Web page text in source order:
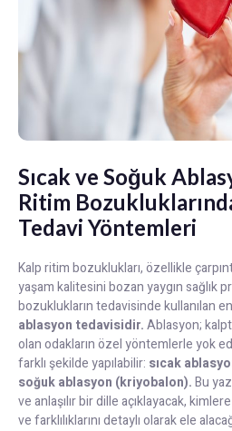
Sıcak ve Soğuk
Ritim
Tedavi Yöntemleri
Kalp ritim bozuklukları, özellikle
yaşam kalitesini bozan yaygın sağlık
bozuklukların tedavisinde kullanılan
ablasyon tedavisidir.Ablasyon;
olan odakların özel yöntemlerle yok
farklı şekilde yapılabilir: sıcak
soğuk ablasyon (kriyobalon).Bu
ve anlaşılır bir dille açıklayacak, kimlere
ve farklılıklarını detaylı olarak ele